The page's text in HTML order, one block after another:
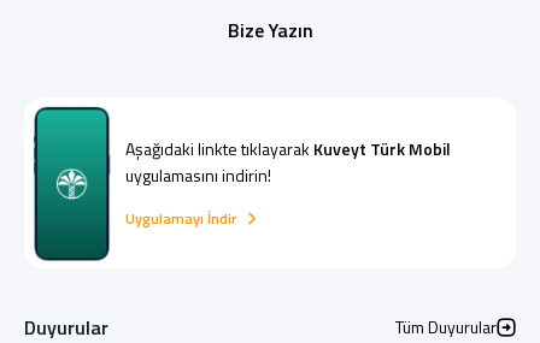
Bize Yazın
Aşağıdaki linkte tıklayarak Kuveyt Türk Mobil
uygulamasını indirin!
Uygulamayı İndir
Duyurular
Tüm Duyurular